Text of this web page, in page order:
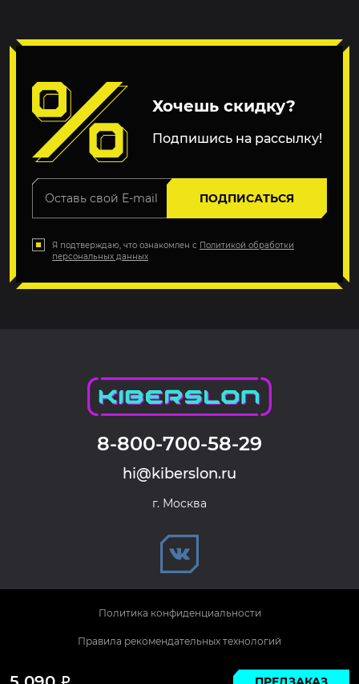
Р
Хочешь скидку?
Подпишись на рассылку!
ПОДПИСАТЬСЯ
Я подтверждаю, что ознакомлен с Политикой обработки
персональных данных
8-800-700-58-29
hi@kiberslon.ru
г. Москва
© 2026 KIBERSLON. Все права защищены.
Политика конфиденциальности
Правила рекомендательных технологий